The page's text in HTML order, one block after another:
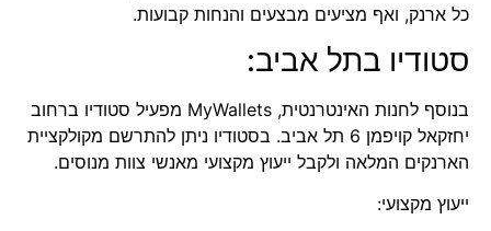
כל ארנק, ואף מציעים מבצעים והנחות קבועות.
סטודיו בתל אביב:
בנוסף לחנות האינטרנטית, MyWallets מפעיל סטודיו ברחוב
יחזקאל קויפמן 6 תל אביב. בסטודיו ניתן להתרשם מקולקציית
הארנקים המלאה ולקבל ייעוץ מקצועי מאנשי צוות מנוסים.
ייעוץ מקצועי: